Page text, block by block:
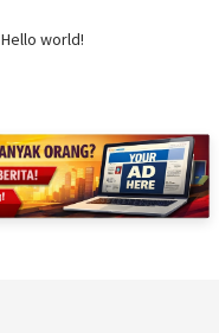
Hello world!